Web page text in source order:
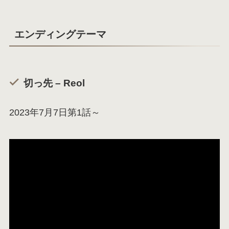
エンディングテーマ
切っ先 – Reol
2023年7月7日第1話～